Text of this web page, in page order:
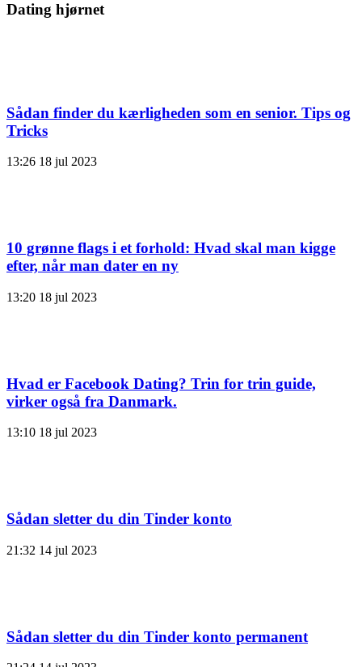
Dating hjørnet
Sådan finder du kærligheden som en senior. Tips og
Tricks
13:26 18 jul 2023
10 grønne flags i et forhold: Hvad skal man kigge
efter, når man dater en ny
13:20 18 jul 2023
Hvad er Facebook Dating? Trin for trin guide,
virker også fra Danmark.
13:10 18 jul 2023
Sådan sletter du din Tinder konto
21:32 14 jul 2023
Sådan sletter du din Tinder konto permanent